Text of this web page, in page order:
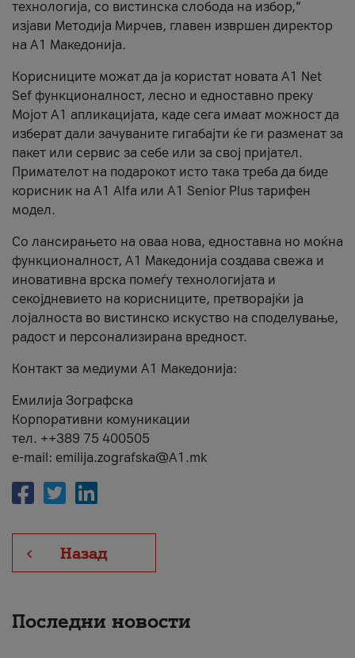
технологија, со вистинска слобода на избор,“
изјави Методија Мирчев, главен извршен директор
на А1 Македонија.
Корисниците можат да ја користат новата А1 Net
Sef функционалност, лесно и едноставно преку
Мојот А1 апликацијата, каде сега имаат можност да
изберат дали зачуваните гигабајти ќе ги разменат за
пакет или сервис за себе или за свој пријател.
Примателот на подарокот исто така треба да биде
корисник на А1 Alfa или A1 Senior Plus тарифен
модел.
Со лансирањето на оваа нова, едноставна но моќна
функционалност, А1 Македонија создава свежа и
иновативна врска помеѓу технологијата и
секојдневието на корисниците, претворајќи ја
лојалноста во вистинско искуство на споделување,
радост и персонализирана вредност.
Контакт за медиуми А1 Македонија:
Емилија Зографска
Корпоративни комуникации
тел. ++389 75 400505
e-mail: emilija.zografska@A1.mk
Назад
Последни новости